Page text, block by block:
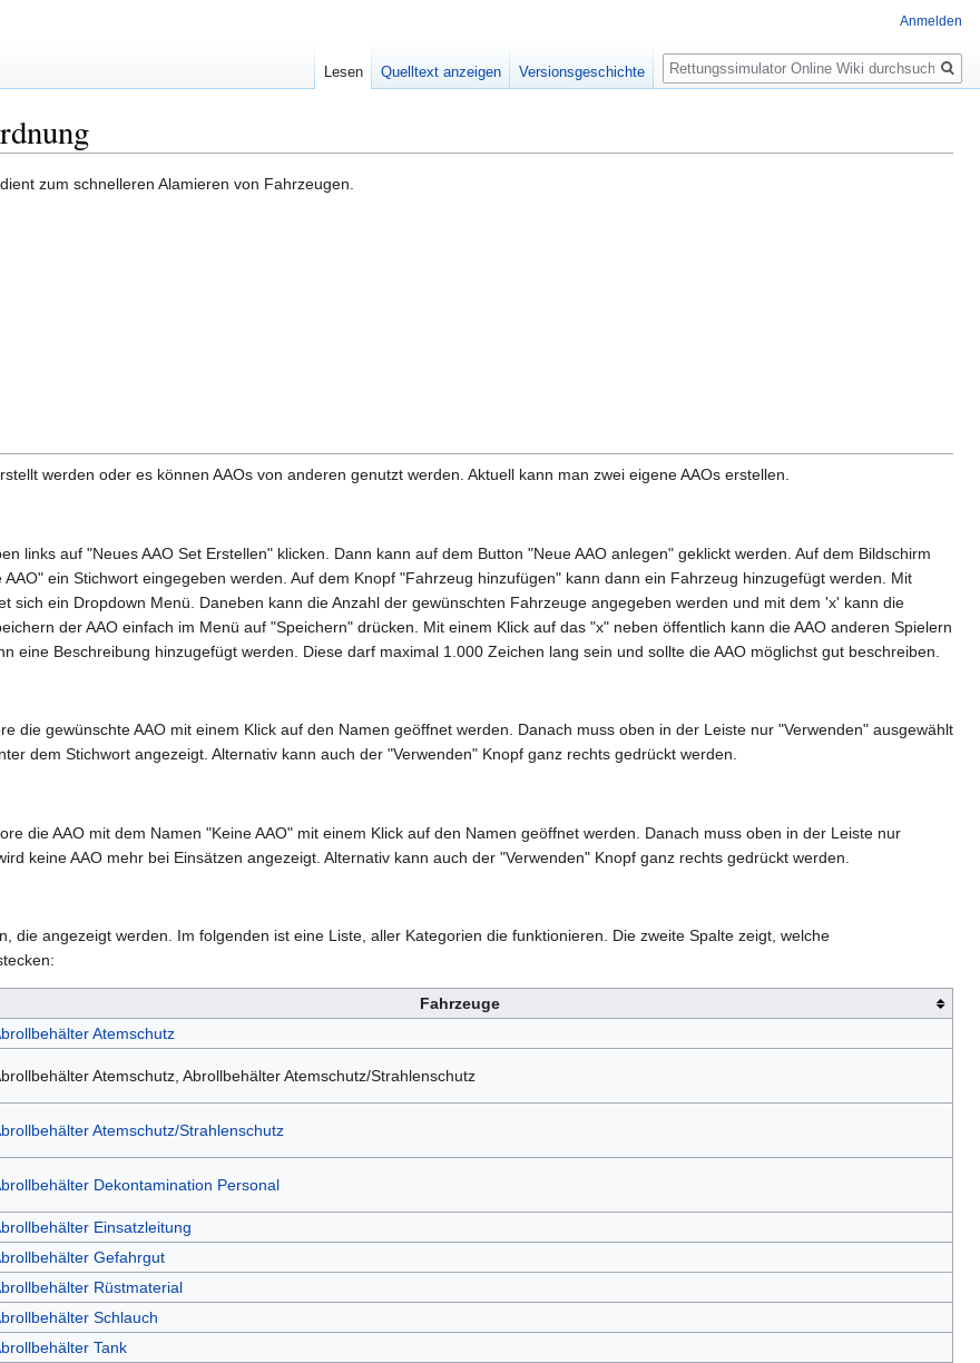
zum schnelleren Alamieren von Fahrzeugen.
werden oder es können AAOs von anderen genutzt werden. Aktuell kann man zwei eigene AAOs erstellen.
links auf "Neues AAO Set Erstellen" klicken. Dann kann auf dem Button "Neue AAO anlegen" geklickt werden. Auf dem Bildschirm
ein Stichwort eingegeben werden. Auf dem Knopf "Fahrzeug hinzufügen" kann dann ein Fahrzeug hinzugefügt werden. Mit
sich ein Dropdown Menü. Daneben kann die Anzahl der gewünschten Fahrzeuge angegeben werden und mit dem 'x' kann die
der AAO einfach im Menü auf "Speichern" drücken. Mit einem Klick auf das "x" neben öffentlich kann die AAO anderen Spielern
eine Beschreibung hinzugefügt werden. Diese darf maximal 1.000 Zeichen lang sein und sollte die AAO möglichst gut beschreiben.
die gewünschte AAO mit einem Klick auf den Namen geöffnet werden. Danach muss oben in der Leiste nur "Verwenden" ausgewählt
dem Stichwort angezeigt. Alternativ kann auch der "Verwenden" Knopf ganz rechts gedrückt werden.
die AAO mit dem Namen "Keine AAO" mit einem Klick auf den Namen geöffnet werden. Danach muss oben in der Leiste nur
keine AAO mehr bei Einsätzen angezeigt. Alternativ kann auch der "Verwenden" Knopf ganz rechts gedrückt werden.
die angezeigt werden. Im folgenden ist eine Liste, aller Kategorien die funktionieren. Die zweite Spalte zeigt, welche
Fahrzeuge
Atemschutz
Atemschutz, Abrollbehälter Atemschutz/Strahlenschutz
Atemschutz/Strahlenschutz
Dekontamination Personal
Einsatzleitung
Gefahrgut
Rüstmaterial
Schlauch
Tank
Anmelden
Lesen Quelltext anzeigen Versionsgeschichte
Suche